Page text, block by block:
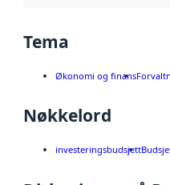
Tema
Økonomi og finans
Nøkkelord
investeringsbudsjett